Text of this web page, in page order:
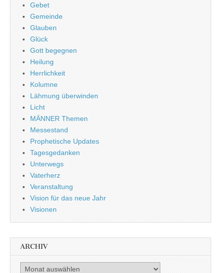
Gebet
Gemeinde
Glauben
Glück
Gott begegnen
Heilung
Herrlichkeit
Kolumne
Lähmung überwinden
Licht
MÄNNER Themen
Messestand
Prophetische Updates
Tagesgedanken
Unterwegs
Vaterherz
Veranstaltung
Vision für das neue Jahr
Visionen
ARCHIV
Archiv